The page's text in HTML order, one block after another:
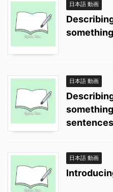
日本語 動画
something
日本語 動画
日本語 動画